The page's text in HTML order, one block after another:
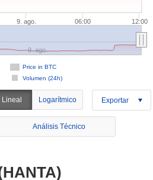
9. ago. 06:00 12:00
Price in BTC
Volumen (24h)
9. ago.
Lineal Logarítmico Exportar
Análisis Técnico